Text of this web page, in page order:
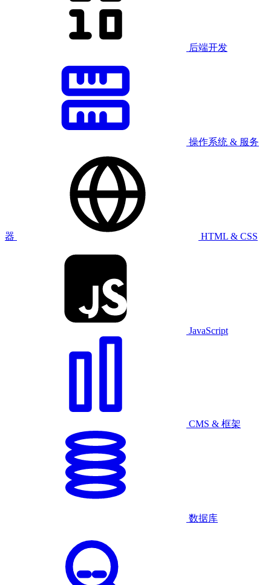
后端开发
操作系统 & 服务
器 HTML & CSS
JavaScript
CMS & 框架
数据库